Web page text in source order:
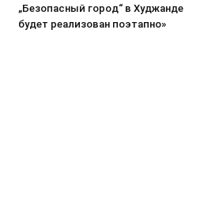
„Безопасный город“ в Худжанде
будет реализован поэтапно»